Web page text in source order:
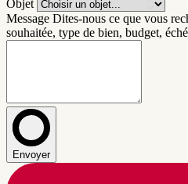
Objet
Message Dites-nous ce que vous
souhaitée, type de bien, budget,
Envoyer